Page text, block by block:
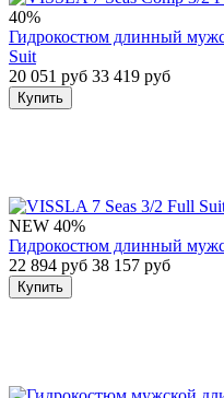
40%
Гидрокостюм длинный
Suit
20 051 руб 33 419 руб
Купить
NEW 40%
Гидрокостюм длинный
22 894 руб 38 157 руб
Купить